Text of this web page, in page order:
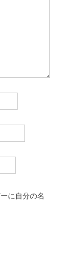
に自分の名